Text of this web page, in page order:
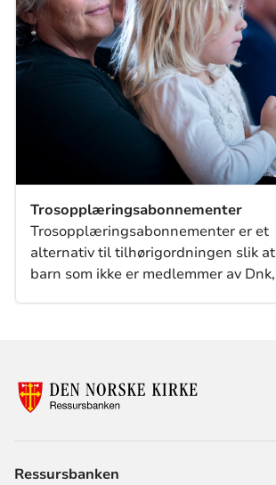
Trosopplæringsabonnementer
Trosopplæringsabonnementer er et
alternativ til tilhørigordningen slik at
barn som ikke er medlemmer av Dnk,
Ressursbanken